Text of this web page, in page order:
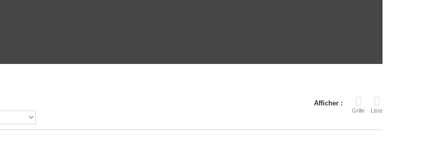
Afficher :
Grille Liste